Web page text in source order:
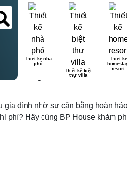
Thiết kế nhà
phố
Thiết kế biệt
thự villa
Thiết kế
resort
ĐẸP – XU
đình nhờ sự cân bằng hoàn
phí? Hãy cùng BP House khám